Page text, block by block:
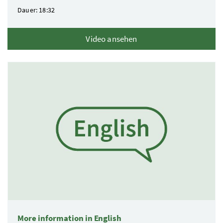
Dauer: 18:32
Video ansehen
More information in English